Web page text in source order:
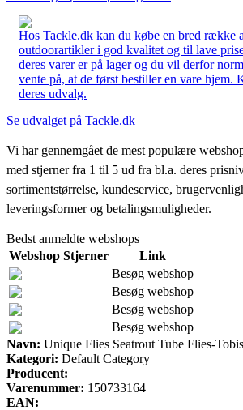
Hos Tackle.dk kan du købe en bred række
outdoorartikler i god kvalitet og til lave
deres varer er på lager og du vil derfor
vente på, at de først bestiller en vare hjem.
deres udvalg.
Se udvalget på Tackle.dk
Vi har gennemgået de mest populære
med stjerner fra 1 til 5 ud fra bl.a. deres
sortimentstørrelse, kundeservice,
leveringsformer og betalingsmuligheder.
Bedst anmeldte webshops
Webshop Stjerner
Link
Besøg webshop
Besøg webshop
Besøg webshop
Besøg webshop
Navn: Unique Flies Seatrout Tube Flies-
Kategori: Default Category
Producent:
Varenummer: 150733164
EAN: